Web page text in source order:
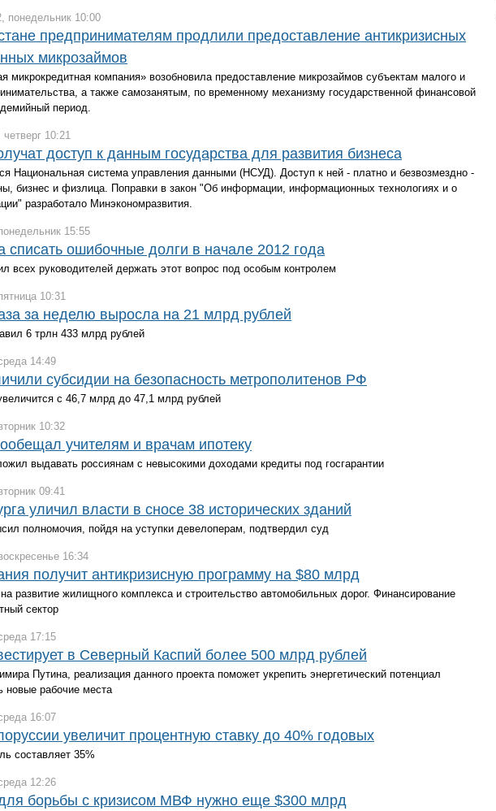
понедельник 10:00
предпринимателям продлили предоставление антикризисных
микрозаймов
микрокредитная компания» возобновила предоставление микрозаймов субъектам малого и
а также самозанятым, по временному механизму государственной финансовой
период.
10:21
доступ к данным государства для развития бизнеса
Национальная система управления данными (НСУД). Доступ к ней - платно и безвозмездно -
бизнес и физлица. Поправки в закон "Об информации, информационных технологиях и о
разработало Минэкономразвития.
15:55
ошибочные долги в начале 2012 года
всех руководителей держать этот вопрос под особым контролем
10:31
за неделю выросла на 21 млрд рублей
6 трлн 433 млрд рублей
14:49
субсидии на безопасность метрополитенов РФ
с 46,7 млрд до 47,1 млрд рублей
10:32
учителям и врачам ипотеку
выдавать россиянам с невысокими доходами кредиты под госгарантии
09:41
уличил власти в сносе 38 исторических зданий
полномочия, пойдя на уступки девелоперам, подтвердил суд
16:34
получит антикризисную программу на $80 млрд
развитие жилищного комплекса и строительство автомобильных дорог. Финансирование
сектор
17:15
в Северный Каспий более 500 млрд рублей
Путина, реализация данного проекта поможет укрепить энергетический потенциал
новые рабочие места
16:07
увеличит процентную ставку до 40% годовых
составляет 35%
12:26
борьбы с кризисом МВФ нужно еще $300 млрд